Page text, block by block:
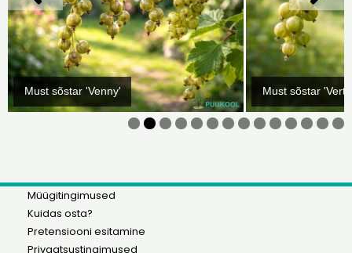
Must sõstar 'Venny' Must sõstar
Müügitingimused
Kuidas osta?
Pretensiooni esitamine
Privaatsustingimused